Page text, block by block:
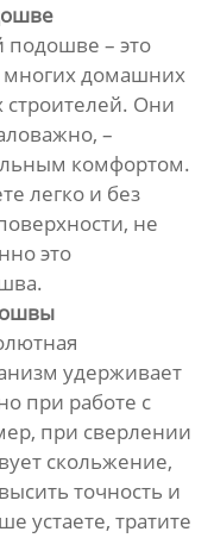
подошве – это
домашних
Они
–
комфортом.
легко и без
не
это
удерживает
при работе с
при сверлении
скольжение,
точность и
устаете, тратите